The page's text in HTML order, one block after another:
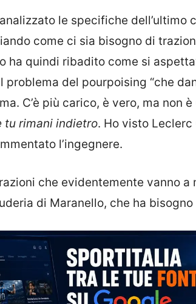
le specifiche
come ci sia bisogno di
ha quindi ribadito come si
problema del pourpoising “che
C’è più carico, è vero, ma non
tu rimani indietro. Ho visto Leclerc
l’ingegnere.
che evidentemente vanno
di Maranello, che ha